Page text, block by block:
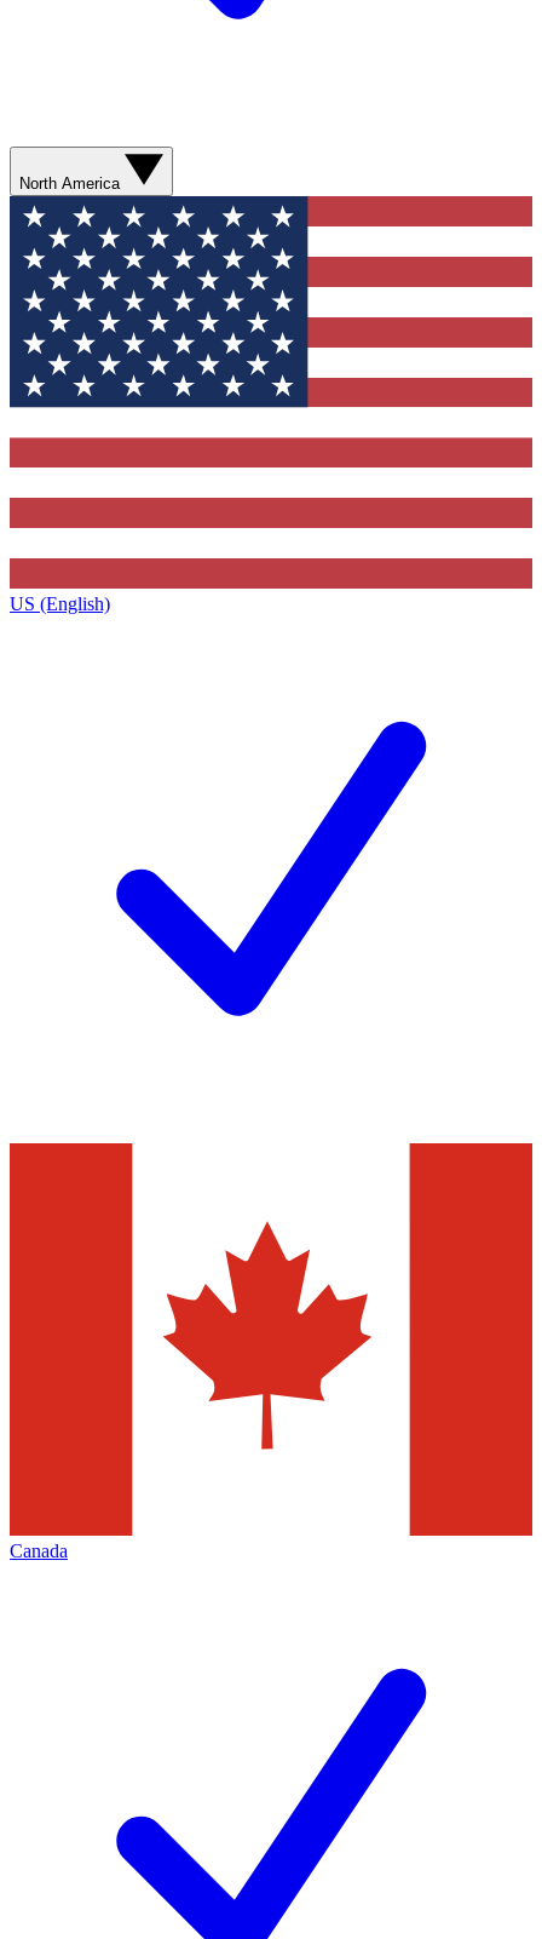
North America
US (English)
Canada